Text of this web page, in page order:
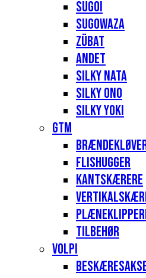
Sugoi
Sugowaza
Zübat
Andet
Silky Nata
Silky Ono
Silky Yoki
GTM
Flishugger
Kantskærere
Tilbehør
Volpi